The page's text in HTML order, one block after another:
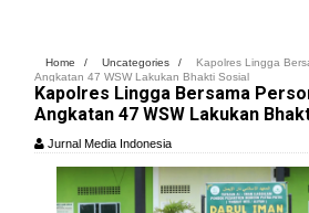
Home / Uncategories /
Kapolres Lingga
Angkatan 47 WSW Lakukan Bhakti Sosial
Kapolres Lingga Bersama
Angkatan 47 WSW Lakukan
Jurnal Media Indonesia